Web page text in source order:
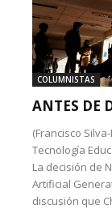
COLUMNISTAS
ANTES DE
(Francisco
Tecnología
La decisión de
Artificial
discusión que